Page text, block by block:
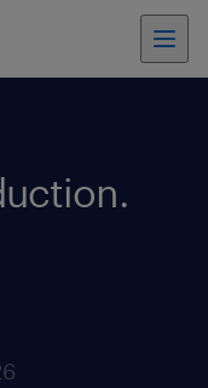
.